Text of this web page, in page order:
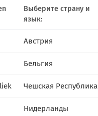
Выберите страну и
язык:
Австрия
Бельгия
Чешская Республика
Нидерланды